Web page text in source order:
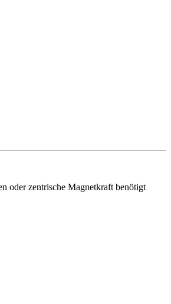
oder zentrische Magnetkraft benötigt